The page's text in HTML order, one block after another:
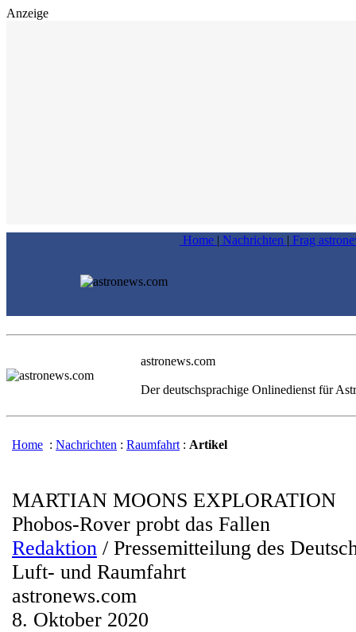
Anzeige
Home | Nachrichten | Frag
astronews.com
Der deutschsprachige Onlinedienst für
Home : Nachrichten : Raumfahrt : Artikel
MARTIAN MOONS EXPLORATION
Phobos-Rover probt das Fallen
Redaktion / Pressemitteilung des
Luft- und Raumfahrt
astronews.com
8. Oktober 2020